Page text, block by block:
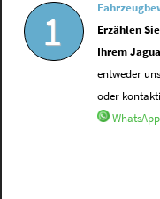
1
Erzählen
Ihrem
entweder
oder
WhatsApp